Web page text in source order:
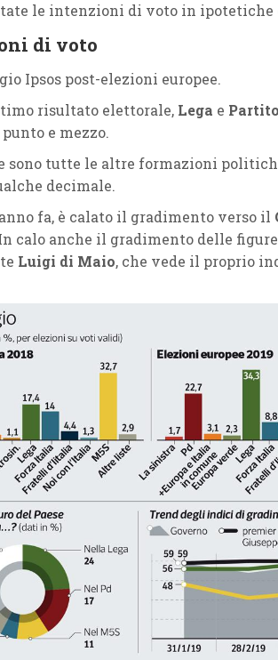
le intenzioni di voto in ipotetiche
di voto
Ipsos post-elezioni europee.
risultato elettorale, Lega e
e mezzo.
sono tutte le altre formazioni
decimale.
fa, è calato il gradimento verso il
calo anche il gradimento delle
Luigi di Maio, che vede il proprio